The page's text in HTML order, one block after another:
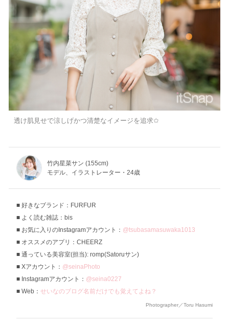
透け肌見せで涼しげかつ清楚なイメージを追求✩
竹内星菜サン (155cm)
モデル、イラストレーター・24歳
好きなブランド：FURFUR
よく読む雑誌：bis
お気に入りのInstagramアカウント： @tsubasamasuwaka1013
オススメのアプリ：CHEERZ
通っている美容室(担当): romp(Satoruサン)
Xアカウント： @seinaPhoto
Instagramアカウント： @seina0227
Web： せいなのブログ名前だけでも覚えてよね？
Photographer／Toru Hasumi